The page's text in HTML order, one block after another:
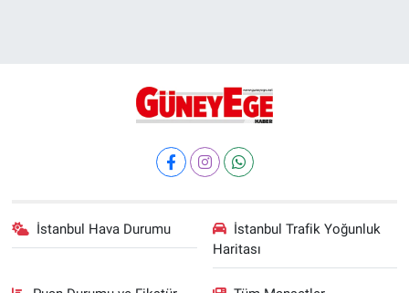
İstanbul Hava Durumu
İstanbul Trafik Yoğunluk
Haritası